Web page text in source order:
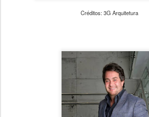
Créditos: 3G Arquitetura